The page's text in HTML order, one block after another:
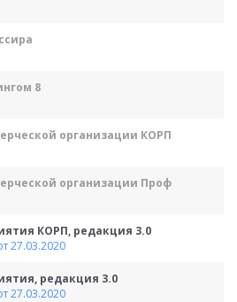
8
организации КОРП
организации Проф
КОРП, редакция 3.0
27.03.2020
редакция 3.0
27.03.2020